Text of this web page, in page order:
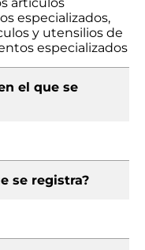
especializados,
y utensilios de
especializados
el que se
se registra?